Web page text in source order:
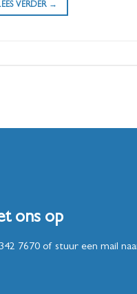
VERDER →
ons op
7670 of stuur een mail